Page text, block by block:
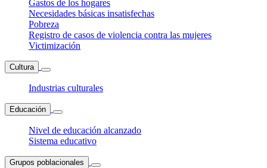
Gastos de los hogares
Necesidades básicas insatisfechas
Pobreza
Registro de casos de violencia contra las mujeres
Victimización
Cultura
Industrias culturales
Educación
Nivel de educación alcanzado
Sistema educativo
Grupos poblacionales